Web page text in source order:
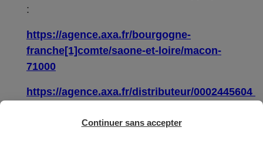
:
https://agence.axa.fr/bourgogne-
franche[1]comte/saone-et-loire/macon-
71000
https://agence.axa.fr/distributeur/0002445604
https://agence.axa.fr/distributeur/0004587904
Continuer sans accepter